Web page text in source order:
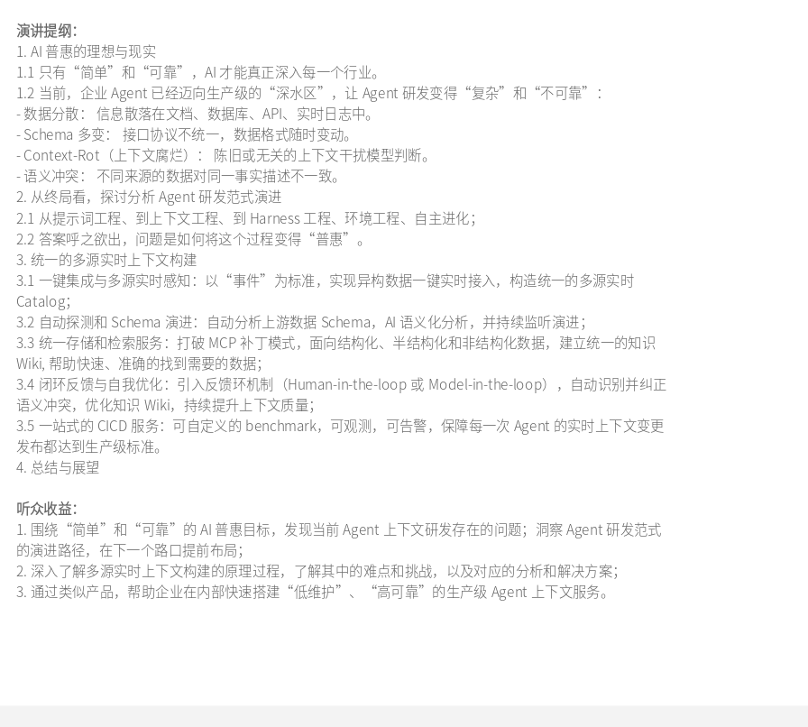
演讲提纲：
1. AI 普惠的理想与现实
1.1 只有“简单”和“可靠”，AI 才能真正深入每一个行业。
1.2 当前，企业 Agent 已经迈向生产级的“深水区”，让 Agent 研发变得“复杂”和“不可靠”：
- 数据分散： 信息散落在文档、数据库、API、实时日志中。
- Schema 多变： 接口协议不统一，数据格式随时变动。
- Context-Rot（上下文腐烂）： 陈旧或无关的上下文干扰模型判断。
- 语义冲突： 不同来源的数据对同一事实描述不一致。
2. 从终局看，探讨分析 Agent 研发范式演进
2.1 从提示词工程、到上下文工程、到 Harness 工程、环境工程、自主进化；
2.2 答案呼之欲出，问题是如何将这个过程变得“普惠”。
3. 统一的多源实时上下文构建
3.1 一键集成与多源实时感知：以“事件”为标准，实现异构数据一键实时接入，构造统一的多源实时
Catalog；
3.2 自动探测和 Schema 演进：自动分析上游数据 Schema，AI 语义化分析，并持续监听演进；
3.3 统一存储和检索服务：打破 MCP 补丁模式，面向结构化、半结构化和非结构化数据，建立统一的知识
Wiki, 帮助快速、准确的找到需要的数据；
3.4 闭环反馈与自我优化：引入反馈环机制（Human-in-the-loop 或 Model-in-the-loop），自动识别并纠正
语义冲突，优化知识 Wiki，持续提升上下文质量；
3.5 一站式的 CICD 服务：可自定义的 benchmark，可观测，可告警，保障每一次 Agent 的实时上下文变更
发布都达到生产级标准。
4. 总结与展望
听众收益：
1. 围绕“简单”和“可靠”的 AI 普惠目标，发现当前 Agent 上下文研发存在的问题；洞察 Agent 研发范式
的演进路径，在下一个路口提前布局；
2. 深入了解多源实时上下文构建的原理过程，了解其中的难点和挑战，以及对应的分析和解决方案；
3. 通过类似产品，帮助企业在内部快速搭建“低维护”、“高可靠”的生产级 Agent 上下文服务。